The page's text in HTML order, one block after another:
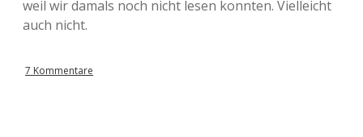
weil wir damals noch nicht lesen konnten. Vielleicht
auch nicht.
7 Kommentare